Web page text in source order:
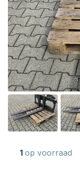
1 op voorraad